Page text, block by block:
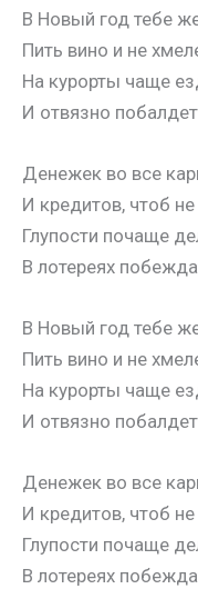
В Новый год тебе
Пить вино и не
На курорты чаще
И отвязно
Денежек во все
И кредитов, чтоб не
Глупости почаще
В лотереях
В Новый год тебе
Пить вино и не
На курорты чаще
И отвязно
Денежек во все
И кредитов, чтоб не
Глупости почаще
В лотереях